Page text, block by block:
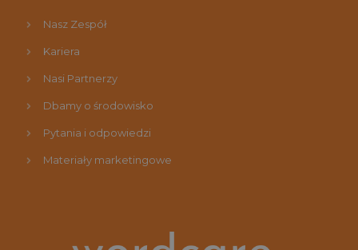
Nasz Zespół
Kariera
Nasi Partnerzy
Dbamy o środowisko
Pytania i odpowiedzi
Materiały marketingowe